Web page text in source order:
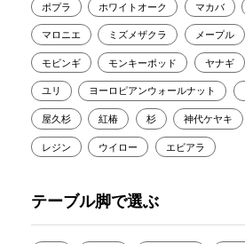
ポプラ ホワイトオーク マカバ
マロニエ ミズメザクラ メープル
モビンギ モンキーポッド ヤナギ
ユリ ヨーロピアンウォールナット
屋久杉 紅椿 杉 神代ケヤキ
レジン ウイロー エビアラ
テーブル脚で選ぶ